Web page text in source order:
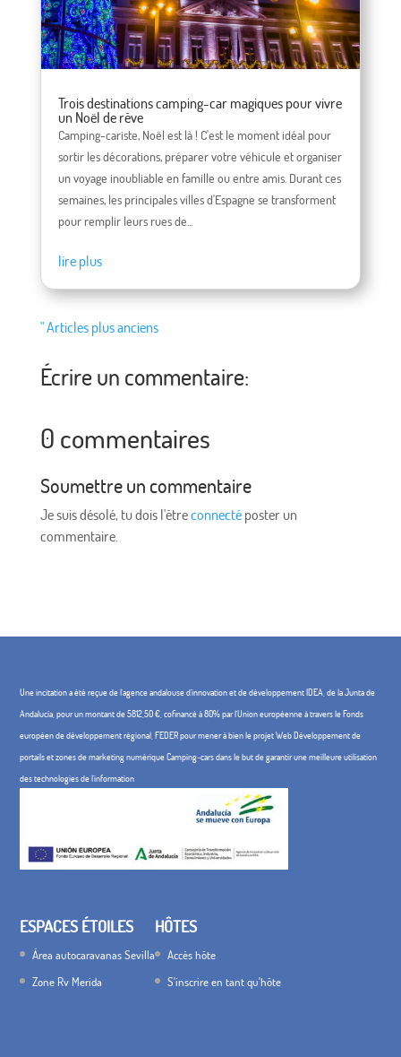
Trois destinations camping-car magiques pour vivre
un Noël de rêve
Camping-cariste, Noël est là ! C'est le moment idéal pour
sortir les décorations, préparer votre véhicule et organiser
un voyage inoubliable en famille ou entre amis. Durant ces
semaines, les principales villes d'Espagne se transforment
pour remplir leurs rues de...
lire plus
" Articles plus anciens
Écrire un commentaire:
0 commentaires
Soumettre un commentaire
Je suis désolé, tu dois l'êtreconnectéposter un
commentaire.
Une incitation a été reçue de l'agence andalouse d'innovation et de développement IDEA, de la Junta de
Andalucía, pour un montant de 5812,50 €, cofinancé à 80% par l'Union européenne à travers le Fonds
européen de développement régional, FEDER pour mener à bien le projet Web Développement de
portails et zones de marketing numérique Camping-cars dans le but de garantir une meilleure utilisation
des technologies de l'information
ESPACES ÉTOILES
Área autocaravanas Sevilla
Zone Rv Merida
HÔTES
Accès hôte
S'inscrire en tant qu'hôte